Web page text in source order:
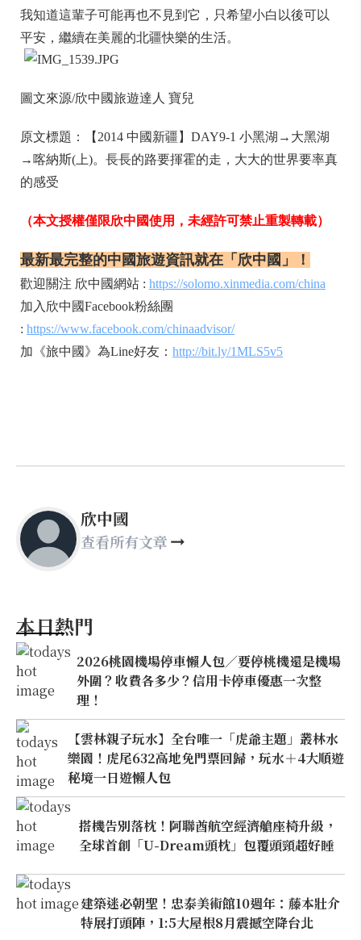
我知道這輩子可能再也不見到它，只希望小白以後可以
平安，繼續在美麗的北疆快樂的生活。
圖文來源/欣中國旅遊達人 寶兒
原文標題：【2014 中國新疆】DAY9-1 小黑湖→大黑湖
→喀納斯(上)。長長的路要揮霍的走，大大的世界要率真
的感受
（本文授權僅限欣中國使用，未經許可禁止重製轉載）
最新最完整的中國旅遊資訊就在「欣中國」！
歡迎關注 欣中國網站 : https://solomo.xinmedia.com/china
加入欣中國Facebook粉絲團
: https://www.facebook.com/chinaadvisor/
加《旅中國》為Line好友： http://bit.ly/1MLS5v5
欣中國
查看所有文章
本日熱門
2026桃園機場停車懶人包／要停桃機還是機場
外圍？收費各多少？信用卡停車優惠一次整
理！
【雲林親子玩水】全台唯一「虎爺主題」叢林水
樂園！虎尾632高地免門票回歸，玩水＋4大順遊
秘境一日遊懶人包
搭機告別落枕！阿聯酋航空經濟艙座椅升級，
全球首創「U-Dream頭枕」包覆頭頸超好睡
建築迷必朝聖！忠泰美術館10週年：藤本壯介
特展打頭陣，1:5大屋根8月震撼空降台北